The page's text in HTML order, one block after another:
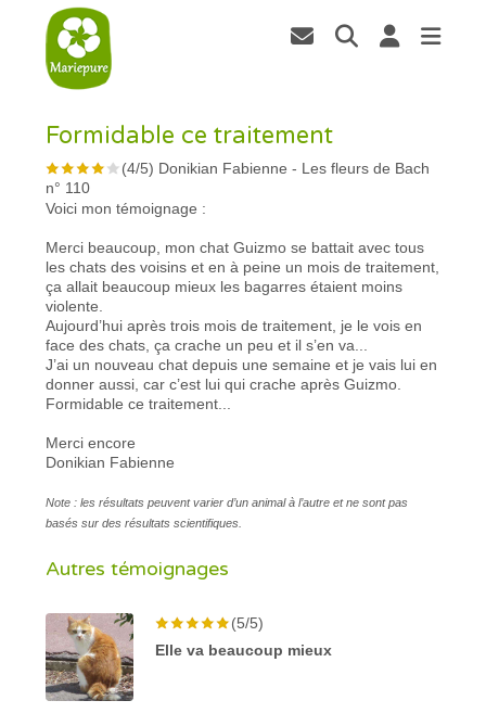
Formidable ce traitement
(4/5) Donikian Fabienne - Les fleurs de Bach
n° 110
Voici mon témoignage :
Merci beaucoup, mon chat Guizmo se battait avec tous
les chats des voisins et en à peine un mois de traitement,
ça allait beaucoup mieux les bagarres étaient moins
violente.
Aujourd’hui après trois mois de traitement, je le vois en
face des chats, ça crache un peu et il s’en va...
J’ai un nouveau chat depuis une semaine et je vais lui en
donner aussi, car c’est lui qui crache après Guizmo.
Formidable ce traitement...
Merci encore
Donikian Fabienne
Note : les résultats peuvent varier d’un animal à l’autre et ne sont pas
basés sur des résultats scientifiques.
Autres témoignages
(5/5)
Elle va beaucoup mieux